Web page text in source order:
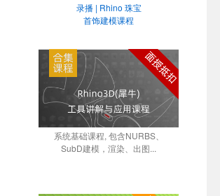
录播 | Rhino 珠宝
首饰建模课程
系统基础课程, 包含NURBS、
SubD建模，渲染、出图...